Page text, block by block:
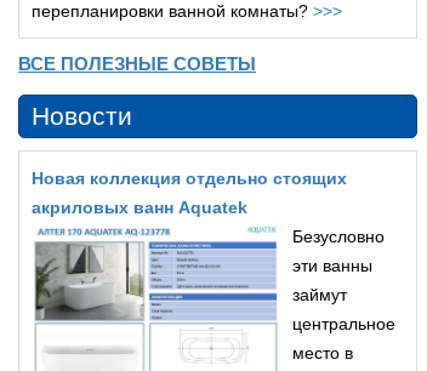
перепланировки ванной комнаты? >>>
ВСЕ ПОЛЕЗНЫЕ СОВЕТЫ
Новости
Новая коллекция отдельно стоящих
акриловых ванн Aquatek
Безусловно
эти ванны
займут
центральное
место в